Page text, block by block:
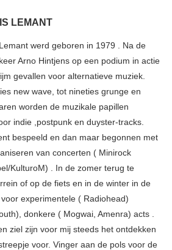
LEMANT
werd geboren in 1979 . Na de
Arno Hintjens op een podium in actie
gevallen voor alternatieve muziek.
new wave, tot nineties grunge en
worden de muzikale papillen
indie ,postpunk en duyster-tracks.
bespeeld en dan maar begonnen met
van concerten ( Minirock
KulturoM) . In de zomer terug te
of op de fiets en in de winter in de
experimentele ( Radiohead)
donkere ( Mogwai, Amenra) acts .
ziel zijn voor mij steeds het ontdekken
voor. Vinger aan de pols voor de